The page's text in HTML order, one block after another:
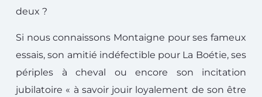
deux ?
Si nous connaissons Montaigne pour ses fameux
essais, son amitié indéfectible pour La Boétie, ses
périples à cheval ou encore son incitation
jubilatoire « à savoir jouir loyalement de son être